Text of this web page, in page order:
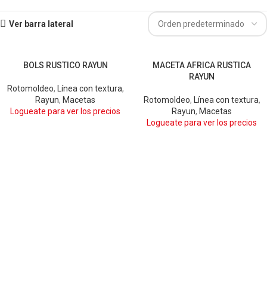
Ver barra lateral
ARENA CHOCOLATE
GRIS
BOLS RUSTICO RAYUN
Rotomoldeo, Línea con textura,
Rayun, Macetas
Logueate para ver los precios
ARENA
BLANCO
CHOCOLATE
MACETA AFRICA RUSTICA
RAYUN
Rotomoldeo, Línea con textura,
Rayun, Macetas
Logueate para ver los precios